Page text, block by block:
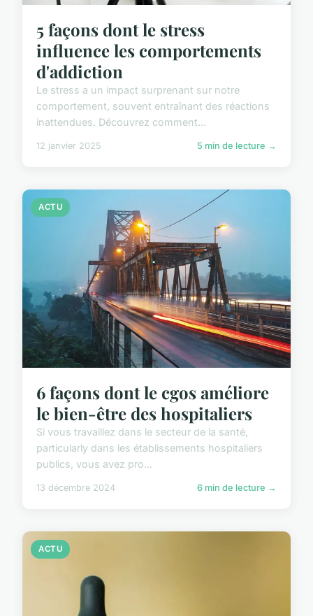
5 façons dont le stress
influence les comportements
d'addiction
Le stress a un impact surprenant sur notre
comportement, souvent entraînant des réactions
inattendues. Découvrez comment...
12 janvier 2025 5 min de lecture →
ACTU
6 façons dont le cgos améliore
le bien-être des hospitaliers
Si vous travaillez dans le secteur de la santé,
particularly dans les établissements hospitaliers
publics, vous avez pro...
13 décembre 2024 6 min de lecture →
ACTU